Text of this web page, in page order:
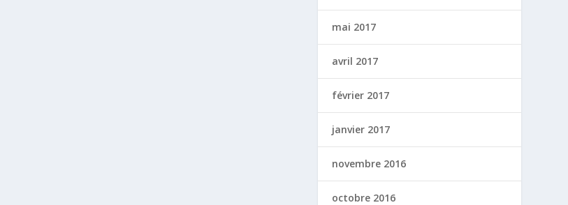
mai 2017
avril 2017
février 2017
janvier 2017
novembre 2016
octobre 2016